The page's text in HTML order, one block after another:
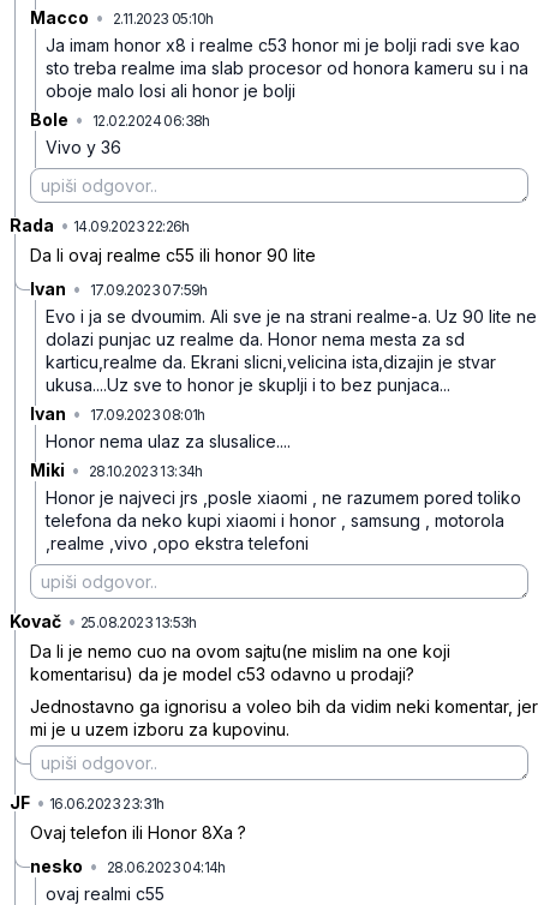
Macco • 2.11.2023 05:10h
Ja imam honor x8 i realme c53 honor mi je bolji radi sve kao
sto treba realme ima slab procesor od honora kameru su i na
oboje malo losi ali honor je bolji
Bole • 12.02.2024 06:38h
Vivo y 36
Rada • 14.09.2023 22:26h
Da li ovaj realme c55 ili honor 90 lite
Ivan • 17.09.2023 07:59h
Evo i ja se dvoumim. Ali sve je na strani realme-a. Uz 90 lite ne
dolazi punjac uz realme da. Honor nema mesta za sd
karticu,realme da. Ekrani slicni,velicina ista,dizajin je stvar
ukusa....Uz sve to honor je skuplji i to bez punjaca...
Ivan • 17.09.2023 08:01h
Honor nema ulaz za slusalice....
Miki • 28.10.2023 13:34h
Honor je najveci jrs ,posle xiaomi , ne razumem pored toliko
telefona da neko kupi xiaomi i honor , samsung , motorola
,realme ,vivo ,opo ekstra telefoni
Kovač • 25.08.2023 13:53h
Da li je nemo cuo na ovom sajtu(ne mislim na one koji
komentarisu) da je model c53 odavno u prodaji?
Jednostavno ga ignorisu a voleo bih da vidim neki komentar, jer
mi je u uzem izboru za kupovinu.
JF • 16.06.2023 23:31h
Ovaj telefon ili Honor 8Xa ?
nesko • 28.06.2023 04:14h
ovaj realmi c55